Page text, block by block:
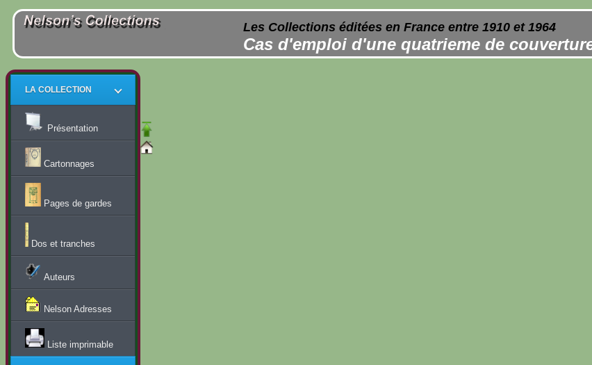
Les Collections éditées en France entre 1910 et 1964
Cas d'emploi d'une quatrieme de
LA COLLECTION
Présentation
Cartonnages
Pages de gardes
Dos et tranches
Auteurs
Nelson Adresses
Liste imprimable